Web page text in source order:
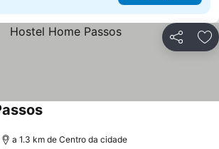
Partilhar
Ver preços
a 1.3 km de Centro da cidade